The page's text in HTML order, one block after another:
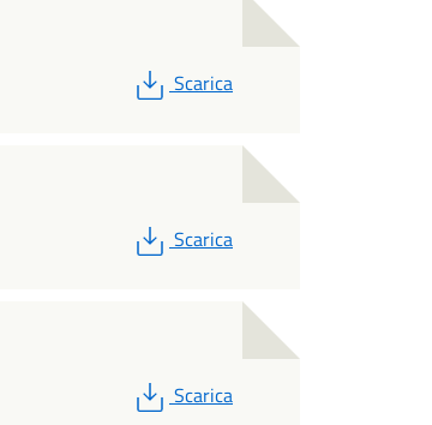
PDF
Scarica
PDF
Scarica
PDF
Scarica